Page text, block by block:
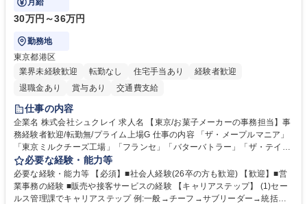
月給
30万円～36万円
勤務地
東京都港区
業界未経験歓迎
転勤なし 住宅手当あり
経験者歓迎
退職金あり
賞与あり 交通費支給
仕事の内容
企業名 株式会社シュクレイ 求人名 【東京/お菓子メーカーの事務担当】事
務経験者歓迎/転勤無/プライム上場G 仕事の内容 「ザ・メープルマニア」
「東京ミルクチーズ工場」「フランセ」「バターバトラー」「ザ・テイラ
ー」「DROOLY」等のブランドを多数展開する当社にて、オリジナル菓子
ブランド商品の事務業務をお任せいたします。 【具体的な業務内容】 ■店
舗からの発注受付/PC入力業務 ■受電対応(社内/社外) ■商品のマスター登
録 ■日々の売上抽出・報告 ■提携企業への書類送付業務 ■契約書管理業務
必要な経験・能力等
必要な経験・能力等 【必須】■社会人経験(26卒の方も歓迎) 【歓迎】■営
業事務の経験 ■販売や接客サービスの経験 【キャリアステップ】 (1)セー
ルス管理課でキャリアステップ 例:一般→チーフ→サブリーダー→統括リ